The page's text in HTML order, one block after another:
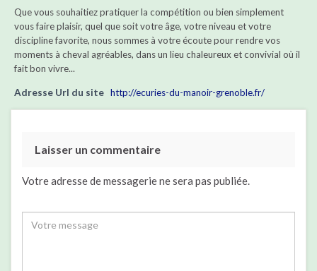
Que vous souhaitiez pratiquer la compétition ou bien simplement
vous faire plaisir, quel que soit votre âge, votre niveau et votre
discipline favorite, nous sommes à votre écoute pour rendre vos
moments à cheval agréables, dans un lieu chaleureux et convivial où il
fait bon vivre...
Adresse Url du site http://ecuries-du-manoir-grenoble.fr/
Laisser un commentaire
Votre adresse de messagerie ne sera pas publiée.